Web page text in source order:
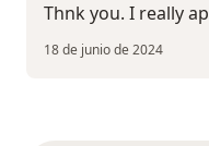
Thnk you. I really
18 de junio de 2024